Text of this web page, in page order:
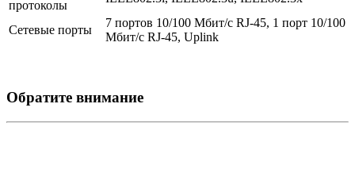
протоколы
Сетевые порты
7 портов 10/100 Мбит/с RJ-45, 1 порт 10/100
Мбит/с RJ-45, Uplink
Обратите внимание